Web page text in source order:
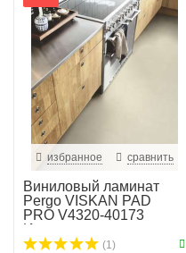
избранное сравнить
Виниловый ламинат
Pergo VISKAN PAD
PRO V4320-40173
Извест...
(1)